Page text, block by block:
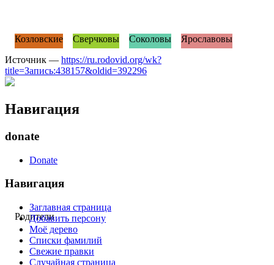
Родители
Козловские Сверчковы Соколовы
Ярославовы
Источник — https://ru.rodovid.org/wk?
title=Запись:438157&oldid=392296
Навигация
donate
Donate
Навигация
Заглавная страница
Добавить персону
Моё дерево
Списки фамилий
Свежие правки
Случайная страница